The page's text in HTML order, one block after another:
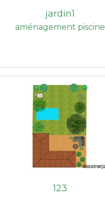
jardin1
aménagement piscine
123